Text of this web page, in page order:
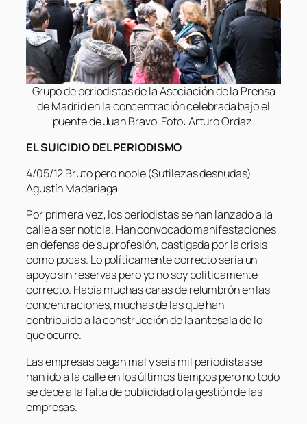
Grupo de periodistas de la Asociación de la Prensa
de Madrid en la concentración celebrada bajo el
puente de Juan Bravo. Foto: Arturo Ordaz.
EL SUICIDIO DEL PERIODISMO
4/05/12 Bruto pero noble (Sutilezas desnudas)
Agustín Madariaga
Por primera vez, los periodistas se han lanzado a la
calle a ser noticia. Han convocado manifestaciones
en defensa de su profesión, castigada por la crisis
como pocas. Lo políticamente correcto sería un
apoyo sin reservas pero yo no soy políticamente
correcto. Había muchas caras de relumbrón en las
concentraciones, muchas de las que han
contribuido a la construcción de la antesala de lo
que ocurre.
Las empresas pagan mal y seis mil periodistas se
han ido a la calle en los últimos tiempos pero no todo
se debe a la falta de publicidad o la gestión de las
empresas.